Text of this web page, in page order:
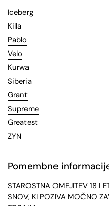
Iceberg
Killa
Pablo
Velo
Kurwa
Siberia
Grant
Supreme
Greatest
ZYN
Pomembne
STAROSTNA OMEJITEV 18
SNOV, KI POZIVA MOČNO